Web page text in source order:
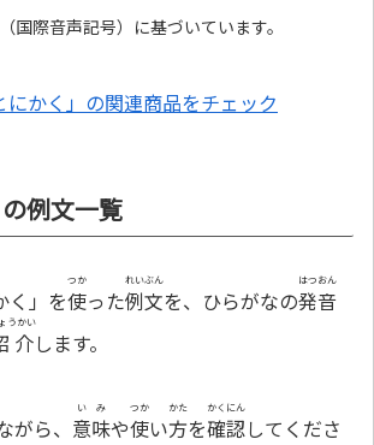
国際音声記号）に基づいています。
かく」の関連商品をチェック
の例文一覧
く」を使
つか
った例文
れいぶん
を、ひらがなの発音
はつおん
介
うかい
します。
がら、 意味
いみ
や使
つか
い方
かた
を確認
かくにん
してくださ